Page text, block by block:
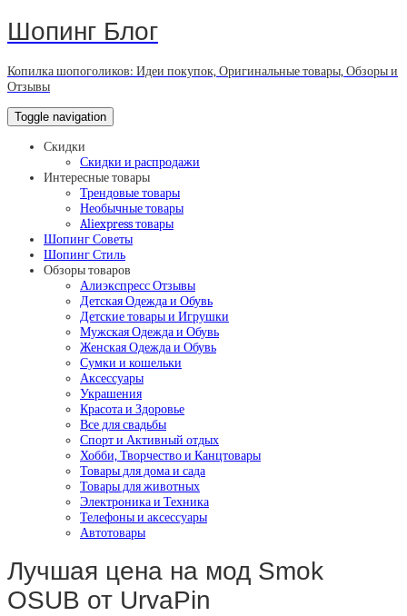
Шопинг Блог
Копилка шопоголиков: Идеи покупок, Оригинальные товары, Обзоры и
Отзывы
Toggle navigation
Скидки
Скидки и распродажи
Интересные товары
Трендовые товары
Необычные товары
Aliexpress товары
Шопинг Советы
Шопинг Стиль
Обзоры товаров
Алиэкспресс Отзывы
Детская Одежда и Обувь
Детские товары и Игрушки
Мужская Одежда и Обувь
Женская Одежда и Обувь
Сумки и кошельки
Аксессуары
Украшения
Красота и Здоровье
Все для свадьбы
Спорт и Активный отдых
Хобби, Творчество и Канцтовары
Товары для дома и сада
Товары для животных
Электроника и Техника
Телефоны и аксессуары
Автотовары
Лучшая цена на мод Smok
OSUB от UrvaPin